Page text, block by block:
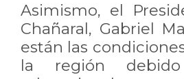
Asimismo, el
Chañaral, Gabriel
están las
la región